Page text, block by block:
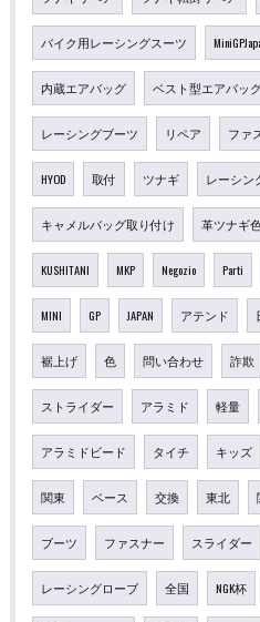
バイク用レーシングスーツ
内蔵エアバッグ ベスト型エアバッ
レーシングブーツ リペア ファ
HYOD 取付 ツナギ レーシン
キャメルバッグ取り付け 革ツナギ
KUSHITANI MKP Negozio Parti
MINI GP JAPAN アテンド
裾上げ 色 問い合わせ 詐欺
ストライダー アラミド 軽量
アラミドビード タイチ キッズ
関東 ベース 交換 東北
ブーツ ファスナー スライダー
レーシングローブ 全国 NGK杯